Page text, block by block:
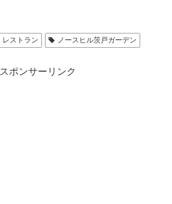
レストラン ノースヒル茨戸ガーデン
スポンサーリンク